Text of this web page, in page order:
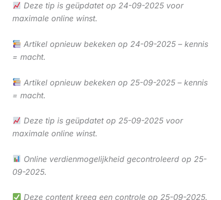
Deze tip is geüpdatet op 24-09-2025 voor
maximale online winst.
Artikel opnieuw bekeken op 24-09-2025 – kennis
= macht.
Artikel opnieuw bekeken op 25-09-2025 – kennis
= macht.
Deze tip is geüpdatet op 25-09-2025 voor
maximale online winst.
Online verdienmogelijkheid gecontroleerd op 25-
09-2025.
Deze content kreeg een controle op 25-09-2025.